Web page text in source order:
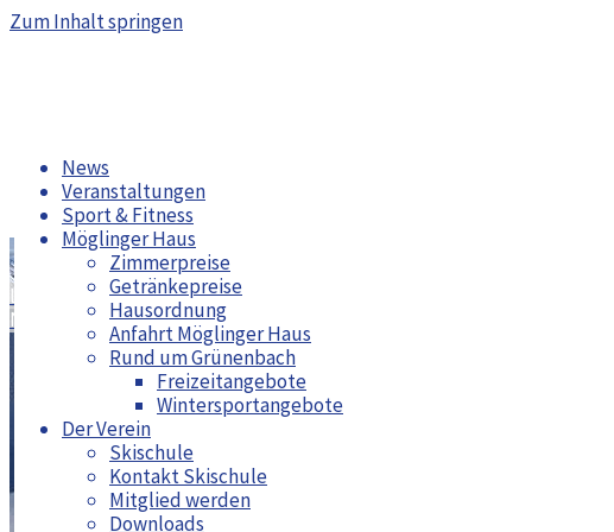
Zum Inhalt springen
News
Veranstaltungen
Sport & Fitness
Möglinger Haus
Zimmerpreise
Getränkepreise
Hausordnung
Anfahrt Möglinger Haus
Rund um Grünenbach
Freizeitangebote
Wintersportangebote
Der Verein
Skischule
Kontakt Skischule
Mitglied werden
Downloads
Langlaufwoche im Westallgäu 2022
Nach der Saison ist vor der Saison
Jahreshauptversammlung 2022